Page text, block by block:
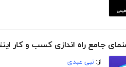
جامع راه اندازی کسب و کار
از: نبی عبدی